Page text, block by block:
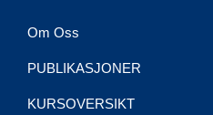
Om Oss
PUBLIKASJONER
KURSOVERSIKT